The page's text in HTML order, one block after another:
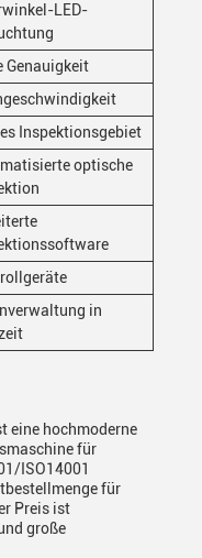
LED-
Genauigkeit
Inspektionsgebiet
optische
in
eine hochmoderne
für
ISO14001
für
Preis ist
große